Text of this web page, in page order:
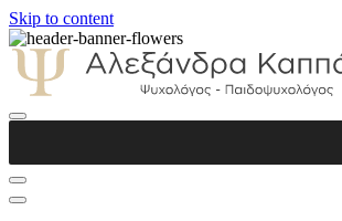
Skip to content
Παιδοψυχολόγος